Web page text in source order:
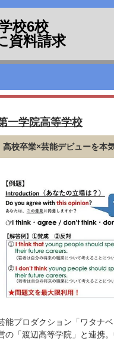
校6校
資料請求
一学院高等学校
高校卒業×芸能デビューを本
能プロダクション「ワタナ
の「渡辺高等学院」と連携